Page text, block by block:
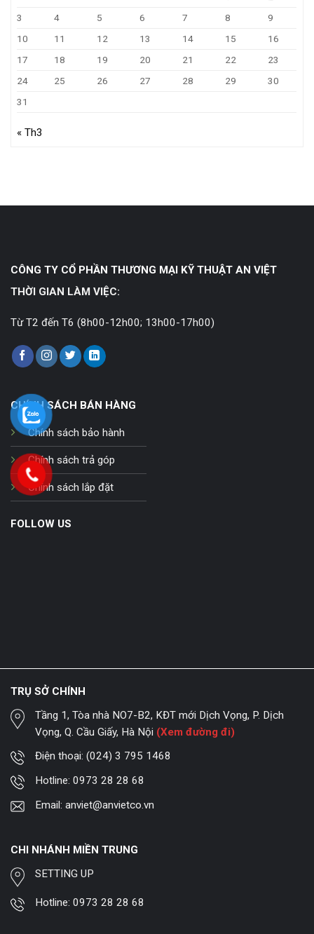
3
4 5 6 7 8
9
10
11 12 13 14 15
16
17
18 19 20 21 22
23
24
25 26 27 28 29
30
31
« Th3
CÔNG TY CỔ PHẦN THƯƠNG MẠI KỸ THUẬT AN VIỆT
THỜI GIAN LÀM VIỆC:
Từ T2 đến T6 (8h00-12h00; 13h00-17h00)
CHÍNH SÁCH BÁN HÀNG
Chính sách bảo hành
Chính sách trả góp
Chính sách lắp đặt
FOLLOW US
TRỤ SỞ CHÍNH
Tầng 1, Tòa nhà NO7-B2, KĐT mới Dịch Vọng, P. Dịch
Vọng, Q. Cầu Giấy, Hà Nội (Xem đường đi)
Điện thoại:(024) 3 795 1468
Hotline:0973 28 28 68
Email:anviet@anvietco.vn
CHI NHÁNH MIỀN TRUNG
SETTING UP
Hotline:0973 28 28 68